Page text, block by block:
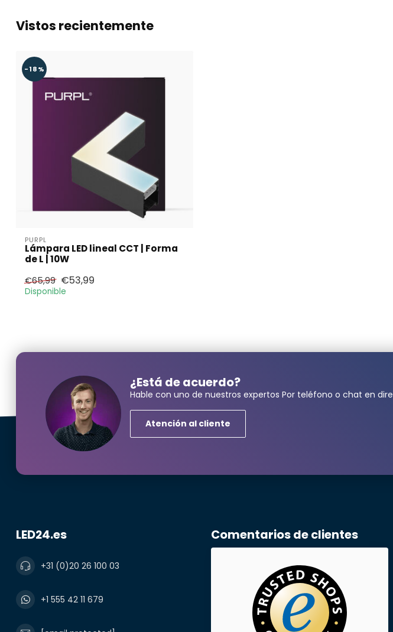
Vistos recientemente
-18%
PURPL
Lámpara LED lineal CCT | Forma
de L | 10W
€65,99 €53,99
Disponible
¿Necesita una
correo electrónico*
Número de teléfono*
¿Está de acuerdo?
Hable con uno de nuestros expertos Por teléfono o chat en
Atención al cliente
LED24.es
+31 (0)20 26 100 03
+1 555 42 11 679
Comentarios de clientes